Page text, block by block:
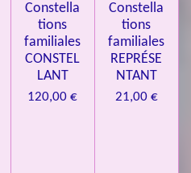
Constella
tions
familiales
CONSTEL
LANT
120,00 €
Constella
tions
familiales
REPRÉSE
NTANT
21,00 €